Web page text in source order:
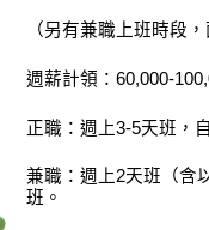
（另有兼職上班時段，
週薪計領：60,000-
正職：週上3-5天班，
兼職：週上2天班（含
班。